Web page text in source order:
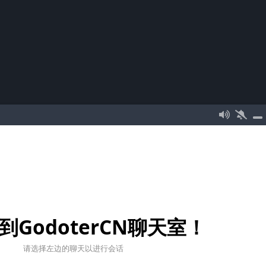
GodoterCN聊天室！
请选择左边的聊天以进行会话